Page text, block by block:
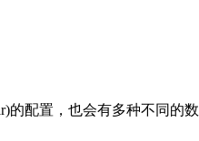
的配置，也会有多种不同的